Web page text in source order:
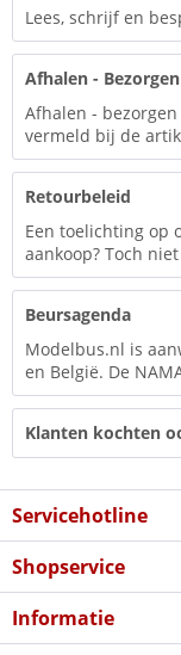
Lees, schrijf en
Afhalen - Bezorgen
Afhalen -
vermeld bij de
Retourbeleid
Een toelichting op
aankoop? Toch
Beursagenda
Modelbus.nl is
en België. De
Klanten kochten
Servicehotline
Shopservice
Informatie